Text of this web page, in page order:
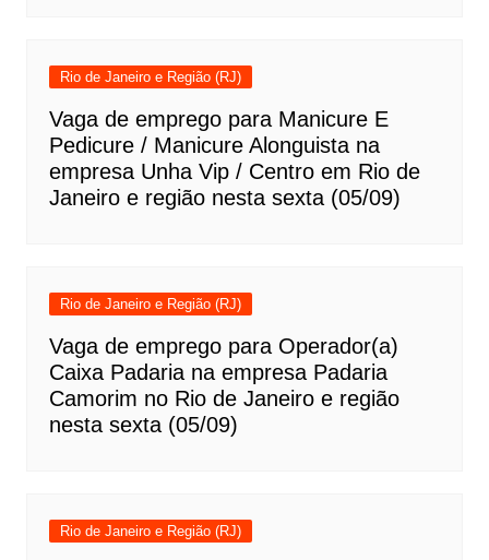
Rio de Janeiro e Região (RJ)
Vaga de emprego para Manicure E
Pedicure / Manicure Alonguista na
empresa Unha Vip / Centro em Rio de
Janeiro e região nesta sexta (05/09)
Rio de Janeiro e Região (RJ)
Vaga de emprego para Operador(a)
Caixa Padaria na empresa Padaria
Camorim no Rio de Janeiro e região
nesta sexta (05/09)
Rio de Janeiro e Região (RJ)